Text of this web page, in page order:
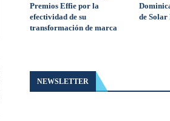
Premios Effie por la
efectividad de su
transformación de marca
de Solar
NEWSLETTER